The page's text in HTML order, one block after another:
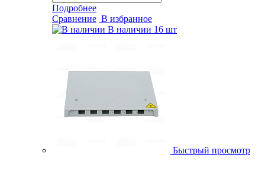
Подробнее
Сравнение В избранное
В наличии 16 шт
Быстрый просмотр